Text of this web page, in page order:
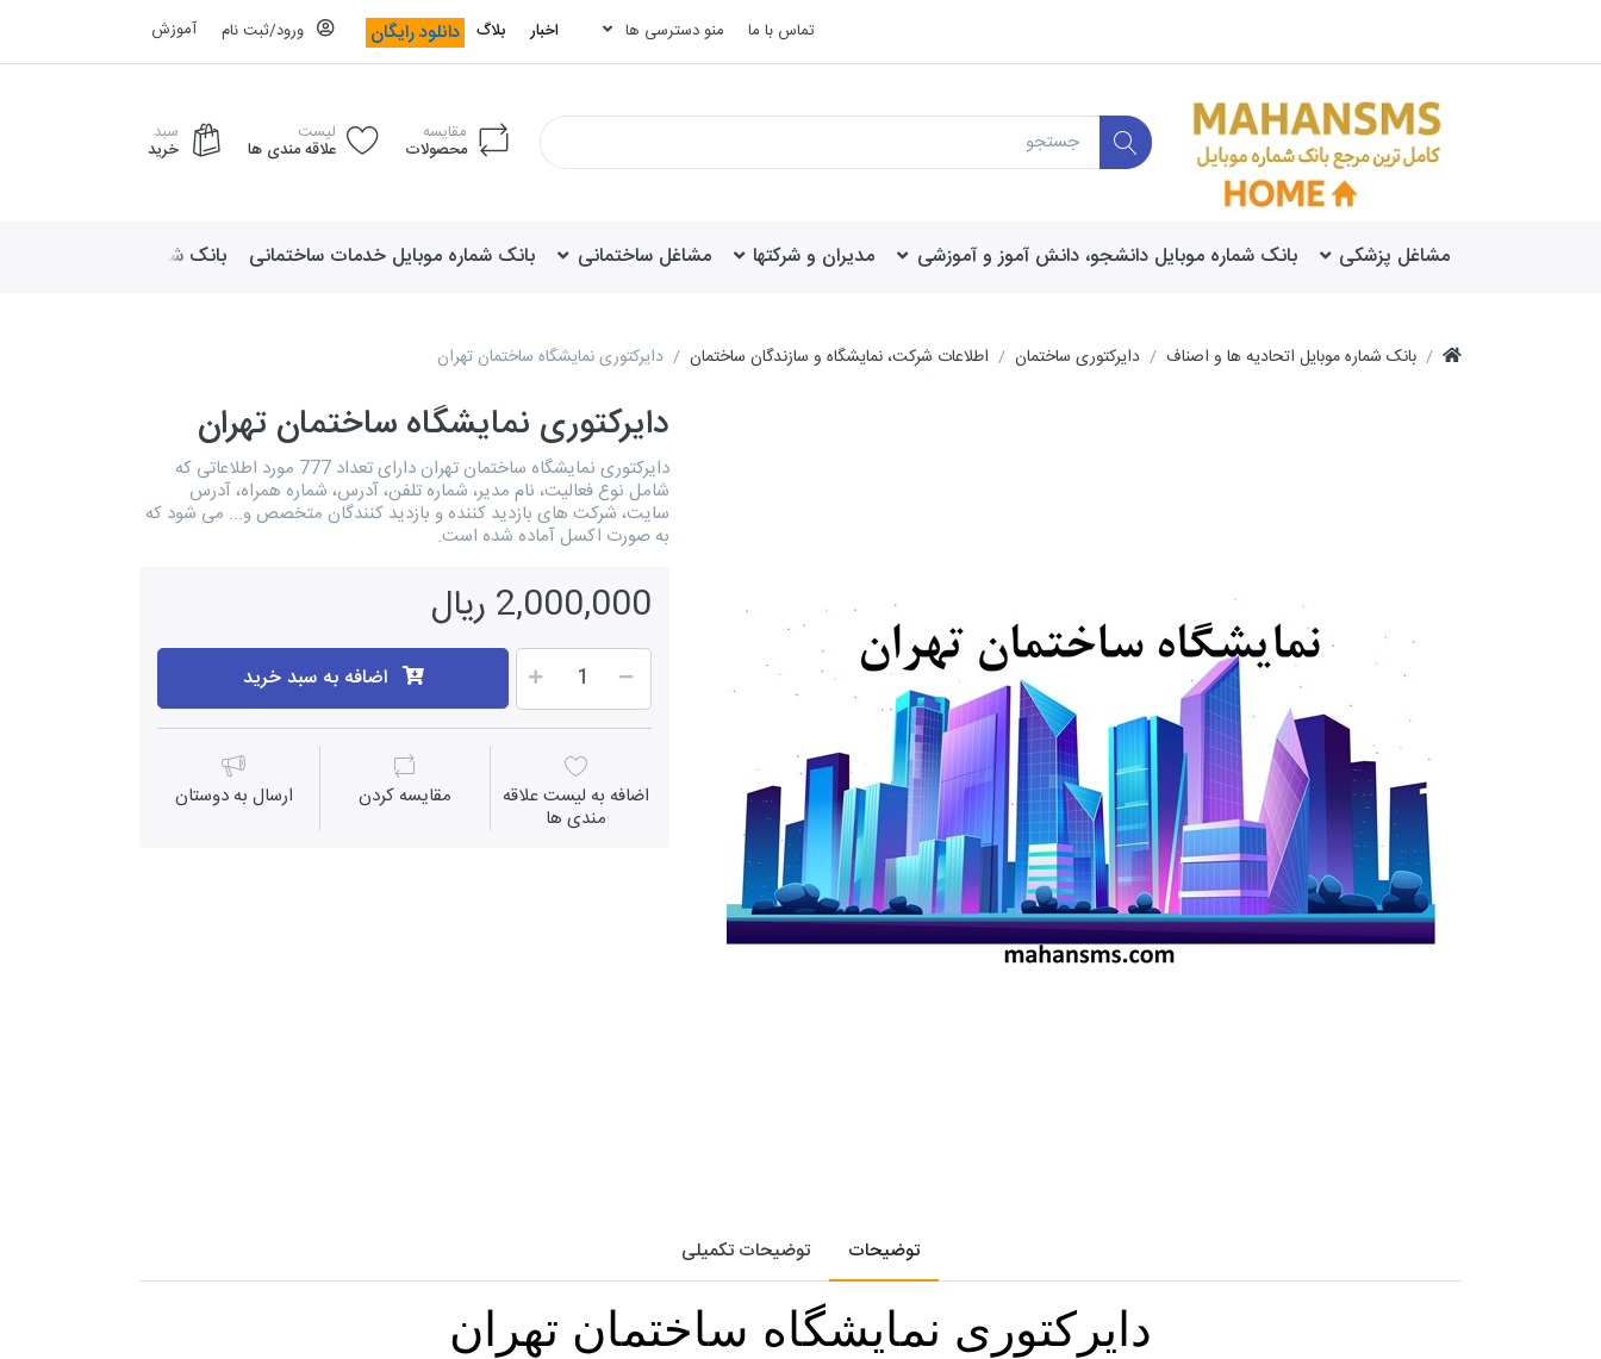
تماس با ما منو دسترسی ها اخبار بلاگ دانلود رایگان ورود/ثبت نام آموزش
مقایسه
محصولات
لیست
علاقه مندی ها
سبد
خرید
مشاغل پزشکی بانک شماره موبایل دانشجو، دانش آموز و آموزشی مدیران و شرکتها مشاغل ساختمانی بانک شماره موبایل خدمات ساختمانی بانک شماره موبایل لوازم
بانک شماره موبایل اتحادیه ها و اصناف دایرکتوری ساختمان اطلاعات شرکت، نمایشگاه و سازندگان ساختمان دایرکتوری نمایشگاه ساختمان تهران
دایرکتوری نمایشگاه ساختمان تهران
دایرکتوری نمایشگاه ساختمان تهران دارای تعداد 777 مورد اطلاعاتی که
شامل نوع فعالیت، نام مدیر، شماره تلفن، آدرس، شماره همراه، آدرس
سایت، شرکت های بازدید کننده و بازدید کنندگان متخصص و... می شود که
به صورت اکسل آماده شده است.
2,000,000 ریال
اضافه به سبد خرید
اضافه به لیست علاقه
مندی ها
مقايسه كردن ارسال به دوستان
توضیحات توضیحات تکمیلی
دایرکتوری نمایشگاه ساختمان تهران